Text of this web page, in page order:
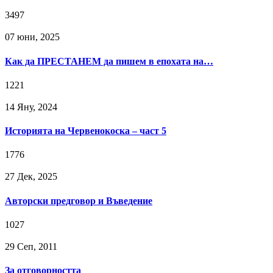
3497
07 юни, 2025
Как да ПРЕСТАНЕМ да пишем в епохата на…
1221
14 Яну, 2024
Историята на Червенокоска – част 5
1776
27 Дек, 2025
Авторски предговор и Въведение
1027
29 Сeп, 2011
За отговорността